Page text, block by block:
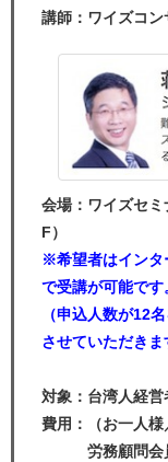
講師：ワイズコ
会場：ワイズセ
F）
※希望者はイン
で受講が可能です
（申込人数が12
させていただきま
対象：台湾人経
費用：（お一人様
労務顧問会